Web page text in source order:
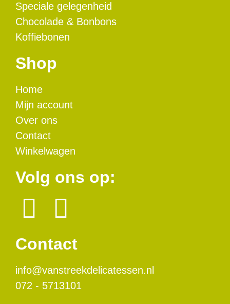
Speciale gelegenheid
Chocolade & Bonbons
Koffiebonen
Shop
Home
Mijn account
Over ons
Contact
Winkelwagen
Volg ons op:
Contact
info@vanstreekdelicatessen.nl
072 - 5713101